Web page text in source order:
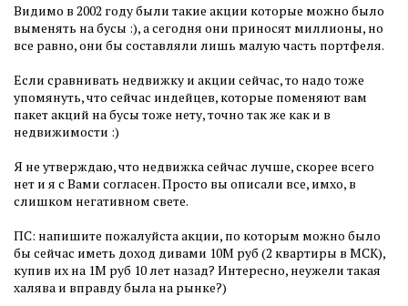
Видимо в 2002 году были такие акции которые можно было
выменять на бусы :), а сегодня они приносят миллионы, но
все равно, они бы составляли лишь малую часть портфеля.
Если сравнивать недвижку и акции сейчас, то надо тоже
упомянуть, что сейчас индейцев, которые поменяют вам
пакет акций на бусы тоже нету, точно так же как и в
недвижимости :)
Я не утверждаю, что недвижка сейчас лучше, скорее всего
нет и я с Вами согласен. Просто вы описали все, имхо, в
слишком негативном свете.
ПС: напишите пожалуйста акции, по которым можно было
бы сейчас иметь доход дивами 10М руб (2 квартиры в МСК),
купив их на 1М руб 10 лет назад? Интересно, неужели такая
халява и вправду была на рынке?)